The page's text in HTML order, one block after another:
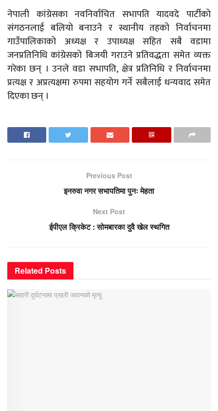
नेपाली कांग्रेसका नवनिर्वाचित सभापति यादवदे पार्टीको
संगठनलाई बलियो बनाउने र स्थानीय तहको निर्वाचनमा
गाउँपालिकाको अध्यक्ष र उपाध्यक्ष सहित सबै वडामा
जनप्रतिनिधि कांग्रेसको बिजयी गराउने प्रतिवद्धता समेत व्यक्त
गरेका छन् । उनले वडा सभापति, क्षेत्र प्रतिनिधि र निर्वाचनमा
प्रत्यक्ष र अप्रत्यक्षमा रुपमा सहयोग गर्ने सबैलाई धन्यवाद समेत
दिएका छन् ।
Previous Post
इनरुवा नगर सभापतिमा पुनः मेहता
Next Post
ईपीएल क्रिकेट : सोमबारका दुवै खेल स्थगित
Related Posts